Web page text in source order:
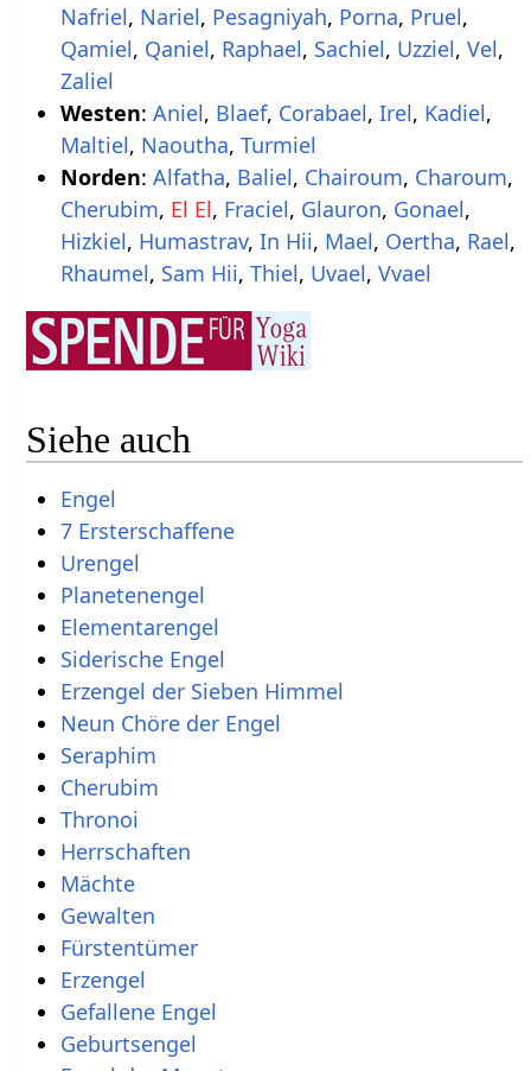
Nafriel, Nariel, Pesagniyah, Porna, Pruel,
Qamiel, Qaniel, Raphael, Sachiel, Uzziel, Vel,
Zaliel
Westen: Aniel, Blaef, Corabael, Irel, Kadiel,
Maltiel, Naoutha, Turmiel
Norden: Alfatha, Baliel, Chairoum, Charoum,
Cherubim, El El, Fraciel, Glauron, Gonael,
Hizkiel, Humastrav, In Hii, Mael, Oertha, Rael,
Rhaumel, Sam Hii, Thiel, Uvael, Vvael
Siehe auch
Engel
7 Ersterschaffene
Urengel
Planetenengel
Elementarengel
Siderische Engel
Erzengel der Sieben Himmel
Neun Chöre der Engel
Seraphim
Cherubim
Thronoi
Herrschaften
Mächte
Gewalten
Fürstentümer
Erzengel
Gefallene Engel
Geburtsengel‎